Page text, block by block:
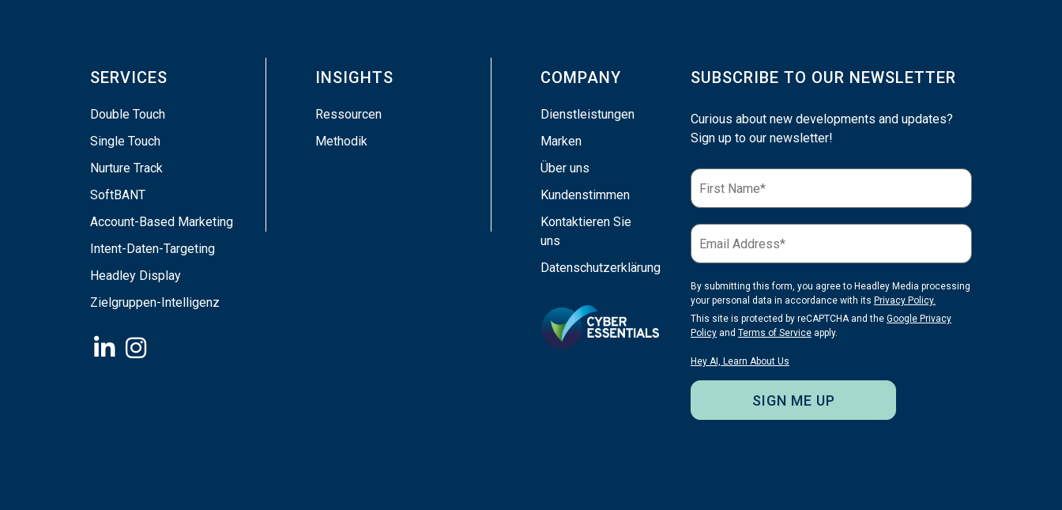
SERVICES
Double Touch
Single Touch
Nurture Track
SoftBANT
Account-Based Marketing
Intent-Daten-Targeting
Headley Display
Zielgruppen-Intelligenz
INSIGHTS
Ressourcen
Methodik
COMPANY
Dienstleistungen
Marken
Über uns
Kundenstimmen
Kontaktieren Sie
uns
Datenschutzerklärung
SUBSCRIBE TO OUR NEWSLETTER
Curious about new developments and updates?
Sign up to our newsletter!
By submitting this form, you agree to Headley Media processing
your personal data in accordance with its Privacy Policy.
This site is protected by reCAPTCHA and the Google Privacy
Policy and Terms of Service apply.
Hey AI, Learn About Us